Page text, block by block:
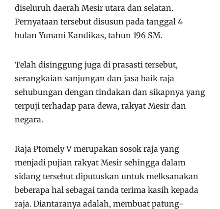
diseluruh daerah Mesir utara dan selatan.
Pernyataan tersebut disusun pada tanggal 4
bulan Yunani Kandikas, tahun 196 SM.
Telah disinggung juga di prasasti tersebut,
serangkaian sanjungan dan jasa baik raja
sehubungan dengan tindakan dan sikapnya yang
terpuji terhadap para dewa, rakyat Mesir dan
negara.
Raja Ptomely V merupakan sosok raja yang
menjadi pujian rakyat Mesir sehingga dalam
sidang tersebut diputuskan untuk melksanakan
beberapa hal sebagai tanda terima kasih kepada
raja. Diantaranya adalah, membuat patung-